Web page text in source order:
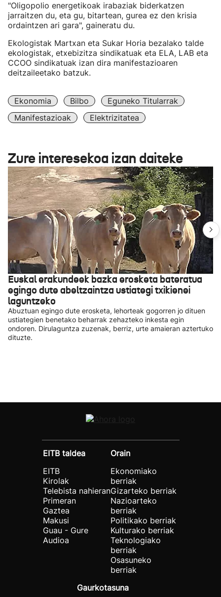
"Oligopolio energetikoak irabaziak biderkatzen
jarraitzen du, eta gu, bitartean, gurea ez den krisia
ordaintzen ari gara", gaineratu du.
Ekologistak Martxan eta Sukar Horia bezalako talde
ekologistak, etxebizitza sindikatuak eta ELA, LAB eta
CCOO sindikatuak izan dira manifestazioaren
deitzaileetako batzuk.
Ekonomia Bilbo
Eguneko Titularrak
Manifestazioak
Elektrizitatea
Zure interesekoa izan daiteke
Euskal erakundeek bazka erosketa bateratua
egingo dute abeltzaintza ustiategi txikienei
laguntzeko
Abuztuan egingo dute erosketa, lehorteak gogorren jo dituen
ustiategien benetako beharrak zehazteko inkesta egin
ondoren. Dirulaguntza zuzenak, berriz, urte amaieran aztertuko
dituzte.
EITB taldea
EITB
Kirolak
Telebista nahieran
Primeran
Gaztea
Makusi
Guau - Gure
Audioa
Orain
Ekonomiako
berriak
Gizarteko berriak
Nazioarteko
berriak
Politikako berriak
Kulturako berriak
Teknologiako
berriak
Osasuneko
berriak
Gaurkotasuna